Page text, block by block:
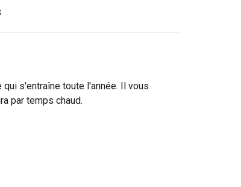
s'entraîne toute l'année. Il vous
par temps chaud.